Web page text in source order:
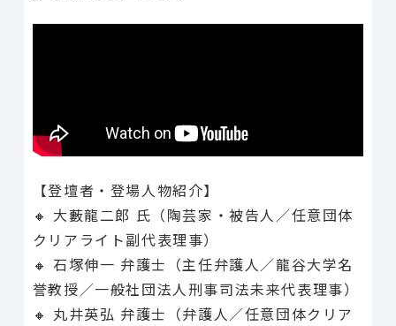
【登壇者・登場人物紹介】
🔸 大藪龍二郎 氏（陶芸家・被告人／任意団体
クリアライト副代表理事）
🔸 石塚伸一 弁護士（主任弁護人／龍谷大学名
誉教授／一般社団法人刑事司法未来代表理事）
🔸 丸井英弘 弁護士（弁護人／任意団体クリア